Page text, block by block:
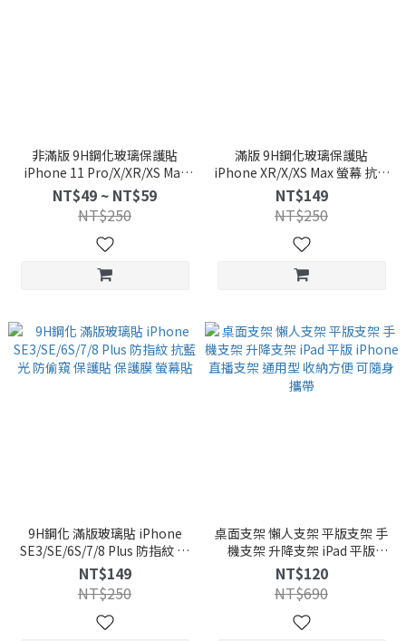
非滿版 9H鋼化玻璃保護貼
iPhone 11 Pro/X/XR/XS Max
全透明 玻璃貼 保護膜 玻璃膜 防
刮耐磨
NT$49 ~ NT$59
NT$250
滿版 9H鋼化玻璃保護貼
iPhone XR/X/XS Max 螢幕 抗藍
光 電競霧面 防偷窺 玻璃貼 玻璃
膜 保護膜
NT$149
NT$250
9H鋼化 滿版玻璃貼 iPhone
SE3/SE/6S/7/8 Plus 防指紋 抗
藍光 防偷窺 保護貼 保護膜 螢幕
貼
NT$149
NT$250
桌面支架 懶人支架 平版支架 手
機支架 升降支架 iPad 平版
iPhone 直播支架 通用型 收納
方便 可隨身攜帶
NT$120
NT$690